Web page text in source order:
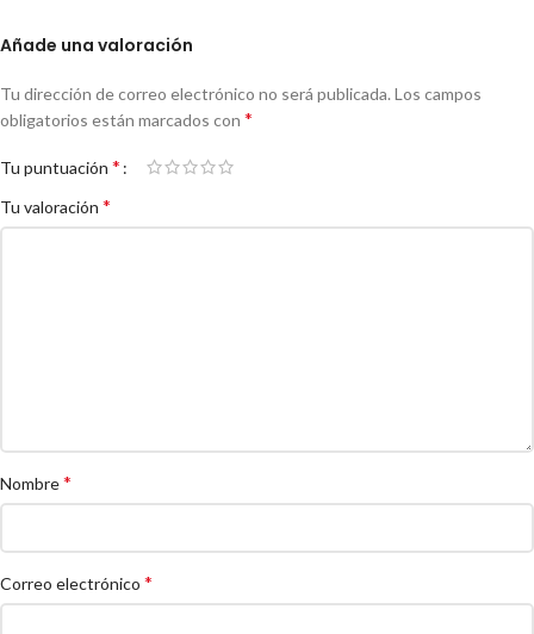
Añade una valoración
Tu dirección de correo electrónico no será publicada. Los campos
obligatorios están marcados con *
Tu puntuación *
Tu valoración *
Nombre*
Correo electrónico *